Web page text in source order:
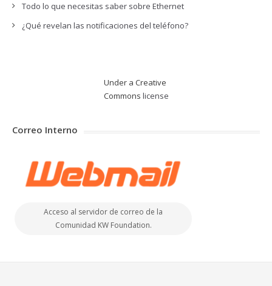
Todo lo que necesitas saber sobre Ethernet
¿Qué revelan las notificaciones del teléfono?
Under a Creative
Commons license
Correo Interno
Acceso al servidor de correo de la
Comunidad KW Foundation.